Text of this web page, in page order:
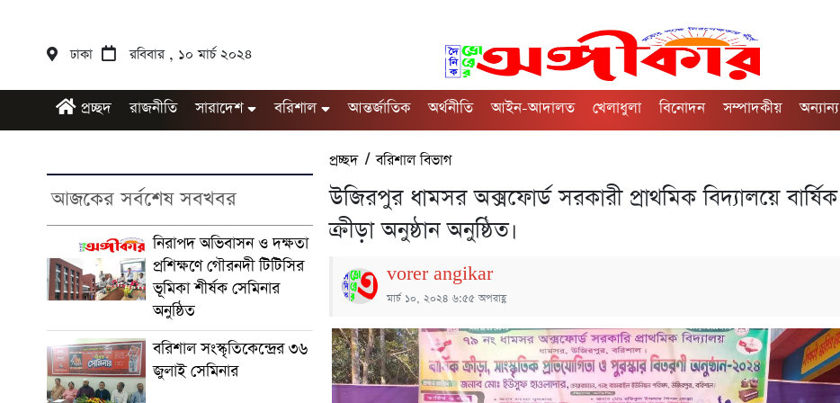
ঢাকা রবিবার , ১০ মার্চ ২০২৪
প্রচ্ছদ রাজনীতি সারাদেশ বরিশাল আন্তর্জাতিক অর্থনীতি আইন-আদালত খেলাধুলা বিনোদন সম্পাদকীয় অন্যান্য
আজকের সর্বশেষ সবখবর
নিরাপদ অভিবাসন ও দক্ষতা
প্রশিক্ষণে গৌরনদী টিটিসির
ভূমিকা শীর্ষক সেমিনার
অনুষ্ঠিত
বরিশাল সংস্কৃতিকেন্দ্রের ৩৬
জুলাই সেমিনার
প্রচ্ছদ/বরিশাল বিভাগ
উজিরপুর ধামসর অক্সফোর্ড সরকারী প্রাথমিক বিদ্যালয়ে বার্ষিক
ক্রীড়া অনুষ্ঠান অনুষ্ঠিত।
vorer angikar
মার্চ ১০, ২০২৪ ৬:৫৫ অপরাহ্ণ